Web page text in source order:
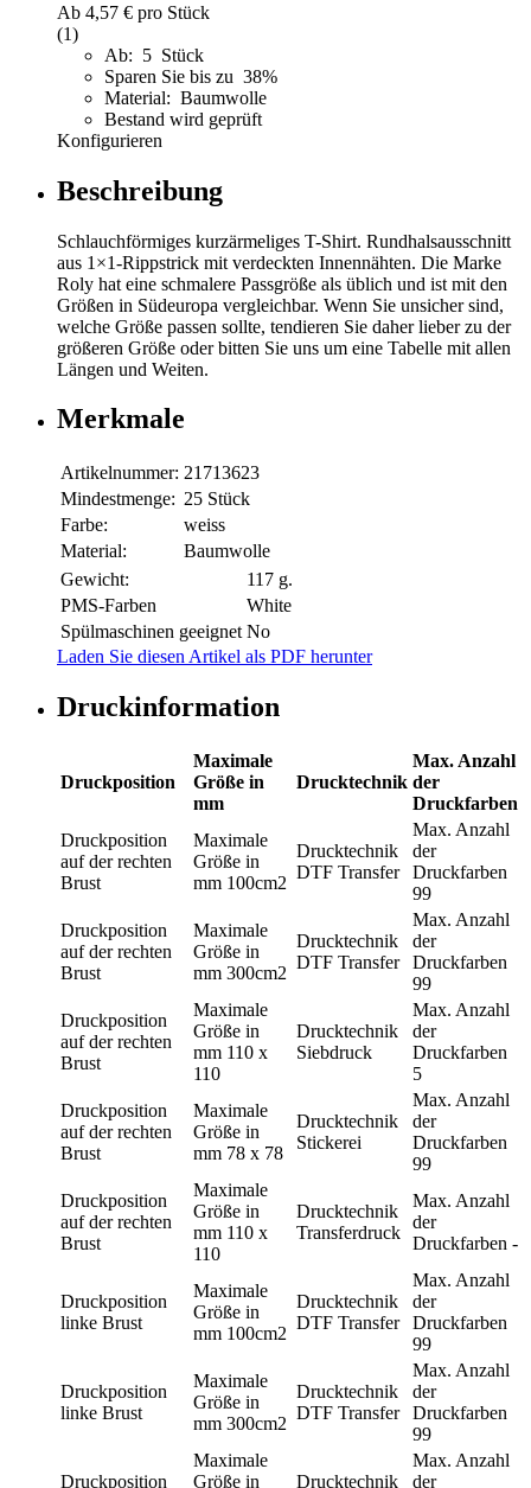
Ab 4,57 € pro Stück
(1)
Ab: 5 Stück
Sparen Sie bis zu 38%
Material: Baumwolle
Bestand wird geprüft
Konfigurieren
Beschreibung
Schlauchförmiges kurzärmeliges T-Shirt. Rundhalsausschnitt
aus 1×1-Rippstrick mit verdeckten Innennähten. Die Marke
Roly hat eine schmalere Passgröße als üblich und ist mit den
Größen in Südeuropa vergleichbar. Wenn Sie unsicher sind,
welche Größe passen sollte, tendieren Sie daher lieber zu der
größeren Größe oder bitten Sie uns um eine Tabelle mit allen
Längen und Weiten.
Merkmale
Artikelnummer: 21713623
Mindestmenge: 25 Stück
Farbe:
weiss
Material:
Baumwolle
Gewicht:
117 g.
PMS-Farben
White
Spülmaschinen geeignet No
Laden Sie diesen Artikel als PDF herunter
Druckinformation
Druckposition
Maximale
Größe in
mm
Drucktechnik
Max. Anzahl
der
Druckfarben
Druckposition
auf der rechten
Brust
Maximale
Größe in
mm 100cm2
Drucktechnik
DTF Transfer
Max. Anzahl
der
Druckfarben
99
Druckposition
auf der rechten
Brust
Maximale
Größe in
mm 300cm2
Drucktechnik
DTF Transfer
Max. Anzahl
der
Druckfarben
99
Druckposition
auf der rechten
Brust
Maximale
Größe in
mm 110 x
110
Drucktechnik
Siebdruck
Max. Anzahl
der
Druckfarben
5
Druckposition
auf der rechten
Brust
Maximale
Größe in
mm 78 x 78
Drucktechnik
Stickerei
Max. Anzahl
der
Druckfarben
99
Druckposition
auf der rechten
Brust
Maximale
Größe in
mm 110 x
110
Drucktechnik
Transferdruck
Max. Anzahl
der
Druckfarben -
Druckposition
linke Brust
Maximale
Größe in
mm 100cm2
Drucktechnik
DTF Transfer
Max. Anzahl
der
Druckfarben
99
Druckposition
linke Brust
Maximale
Größe in
mm 300cm2
Drucktechnik
DTF Transfer
Max. Anzahl
der
Druckfarben
99
Druckposition
Maximale
Größe in
Drucktechnik
Max. Anzahl
der